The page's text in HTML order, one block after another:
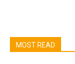
MOST READ